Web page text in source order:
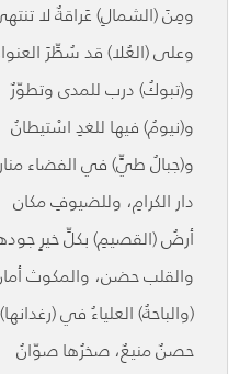
ومِنَ (الشمالِ) عَراقةٌ لا تنتهي
وعلى (العُلا) قد سُطِّرَ العنوانُ
و(تبوكُ) درب للمدى وتطوّرٌ
و(نيومُ) فيها للغدِ اسْتيطانُ
و(جبالُ طيٍّ) في الفضاء منارةٌ
دار الكرامِ، وللضيوفِ مكان
أرضُ (القصيمِ) بكلِّ خيرٍ جودها
والقلب حضن، والمكوث أمان
(والباحةُ) العلياءُ في (رغدانها)
حصنٌ منيعٌ، صخرُها صوّانُ